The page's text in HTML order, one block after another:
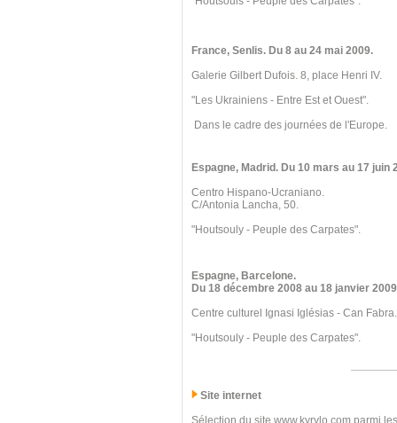
France, Senlis. Du 8 au 24 mai 2009.
Galerie Gilbert Dufois. 8, place Henri IV.
"Les Ukrainiens - Entre Est et Ouest".
Dans le cadre des journées de l'Europe.
Espagne, Madrid. Du 10 mars au 17 juin
Centro Hispano-Ucraniano.
C/Antonia Lancha, 50.
"Houtsouly - Peuple des Carpates".
Espagne, Barcelone.
Du 18 décembre 2008 au 18 janvier
Centre culturel Ignasi Iglésias - Can Fabra.
"Houtsouly - Peuple des Carpates".
Site internet
Sélection du site www.kyrylo.com parmi